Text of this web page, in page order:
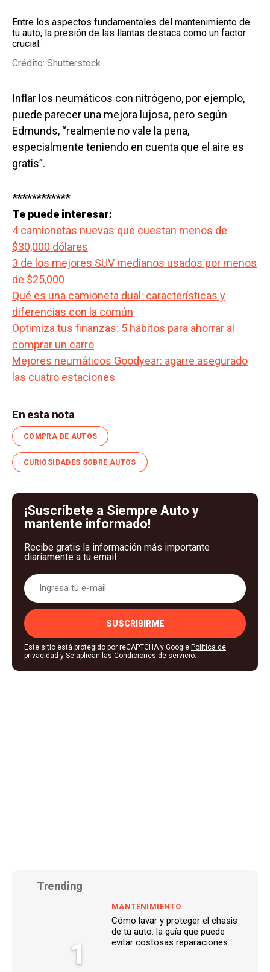
Entre los aspectos fundamentales del mantenimiento de
tu auto, la presión de las llantas destaca como un factor
crucial.
Crédito: Shutterstock
Inflar los neumáticos con nitrógeno, por ejemplo,
puede parecer una mejora lujosa, pero según
Edmunds, “realmente no vale la pena,
especialmente teniendo en cuenta que el aire es
gratis”.
************
Te puede interesar:
4 camionetas nuevas que cuestan menos de
$30,000 dólares
3 de los mejores SUV medianos usados ​​por menos
de $25,000
Qué es una camioneta dual: características y
diferencias con la común
Optimiza tus finanzas: 5 hábitos para ahorrar al
comprar un carro
Mejores neumáticos Goodyear: agarre asegurado
las cuatro estaciones
En esta nota
COMPRA DE AUTOS
CURIOSIDADES SOBRE AUTOS
¡Suscríbete a Siempre Auto y
mantente informado!
Recibe gratis la información más importante
diariamente a tu email
SUSCRIBIRME
Este sitio está protegido por reCAPTCHA y Google Política de
privacidad y Se aplican las Condiciones de servicio
Trending
1
MANTENIMIENTO
Cómo lavar y proteger el chasis
de tu auto: la guía que puede
evitar costosas reparaciones